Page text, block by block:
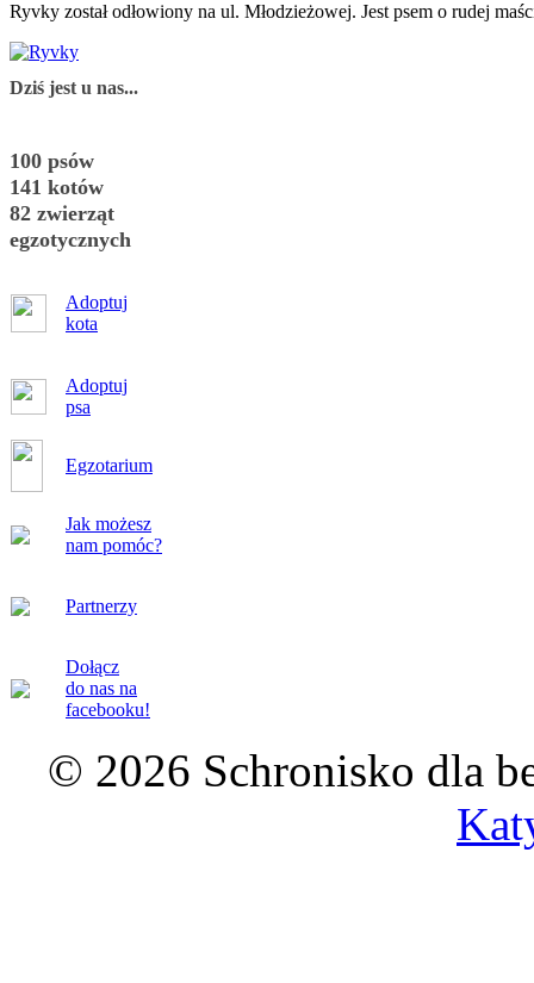
Ryvky został odłowiony na ul. Młodzieżowej. Jest psem o rudej
Dziś jest u nas...
100 psów
141 kotów
82 zwierząt
egzotycznych
Adoptuj
kota
Adoptuj
psa
Egzotarium
Jak możesz
nam pomóc?
Partnerzy
Dołącz
do nas na
facebooku!
© 2026 Schronisko dla